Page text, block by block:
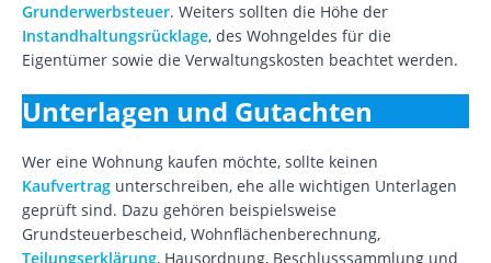
Grunderwerbsteuer. Weiters sollten die Höhe der
Instandhaltungsrücklage, des Wohngeldes für die
Eigentümer sowie die Verwaltungskosten beachtet werden.
Unterlagen und Gutachten
Wer eine Wohnung kaufen möchte, sollte keinen
Kaufvertrag unterschreiben, ehe alle wichtigen Unterlagen
geprüft sind. Dazu gehören beispielsweise
Grundsteuerbescheid, Wohnflächenberechnung,
Teilungserklärung, Hausordnung, Beschlusssammlung und